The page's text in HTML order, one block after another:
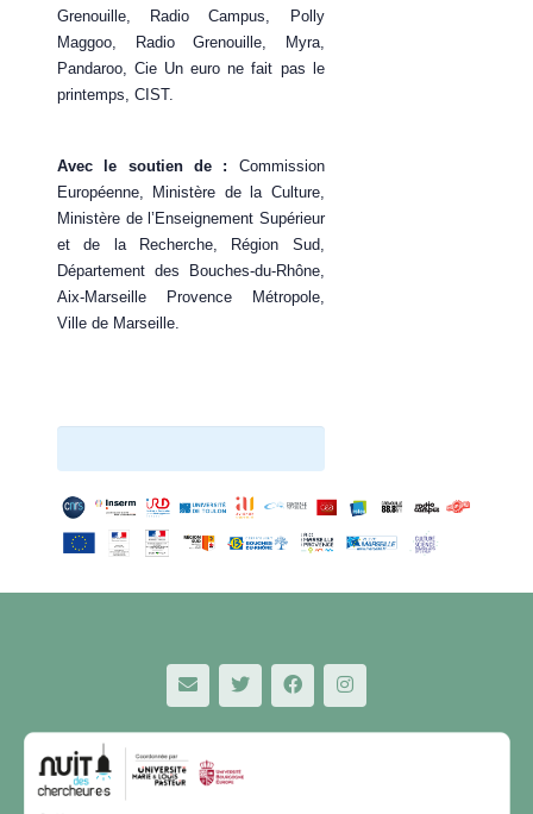
Grenouille, Radio Campus, Polly
Maggoo, Radio Grenouille, Myra,
Pandaroo, Cie Un euro ne fait pas le
printemps, CIST.
Avec le soutien de : Commission
Européenne, Ministère de la Culture,
Ministère de l’Enseignement Supérieur
et de la Recherche, Région Sud,
Département des Bouches-du-Rhône,
Aix-Marseille Provence Métropole,
Ville de Marseille.